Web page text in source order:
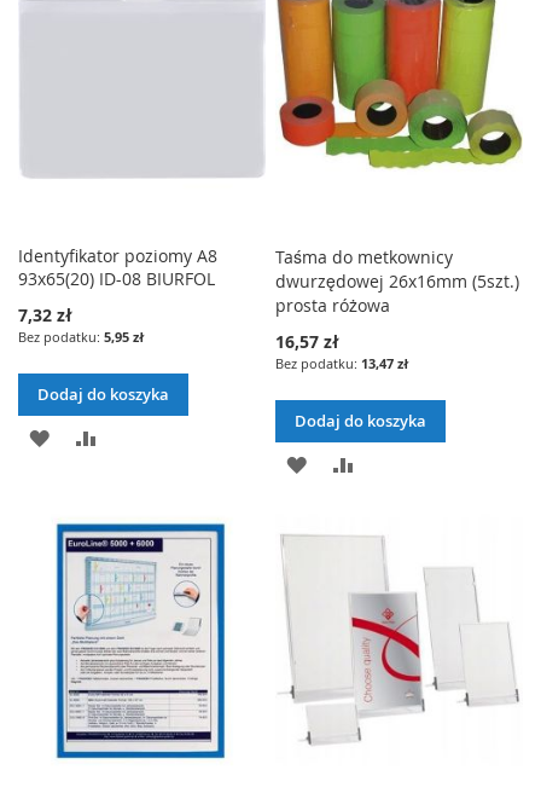
ŻYCZEŃ
Identyfikator poziomy A8
93x65(20) ID-08 BIURFOL
7,32 zł
5,95 zł
Dodaj do koszyka
DODAJ
LISTY
ŻYCZEŃ
Taśma do metkownicy
dwurzędowej 26x16mm (5szt.)
prosta różowa
16,57 zł
13,47 zł
Dodaj do koszyka
DODAJ
ŻYCZEŃ